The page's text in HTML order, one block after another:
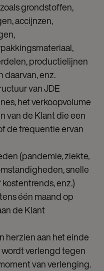
grondstoffen,
accijnzen,
productielijnen
daarvan, enz.
van JDE
het verkoopvolume
van de Klant die een
de frequentie ervan
(pandemie, ziekte,
snelle
enz.)
één maand op
de Klant
herzien aan het einde
verlengd tegen
van verlenging.